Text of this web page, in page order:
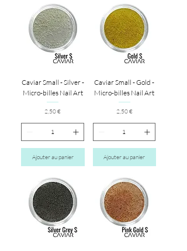
Caviar Small - Silver -
Micro-billes Nail Art
Prix
2,50 €
Ajouter au panier
Caviar Small - Gold -
Micro-billes Nail Art
Prix
2,50 €
Ajouter au panier